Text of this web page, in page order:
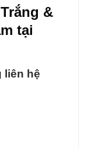
&
tại
liên hệ